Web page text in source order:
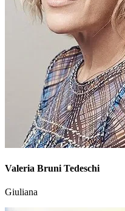
Valeria Bruni Tedeschi
Giuliana